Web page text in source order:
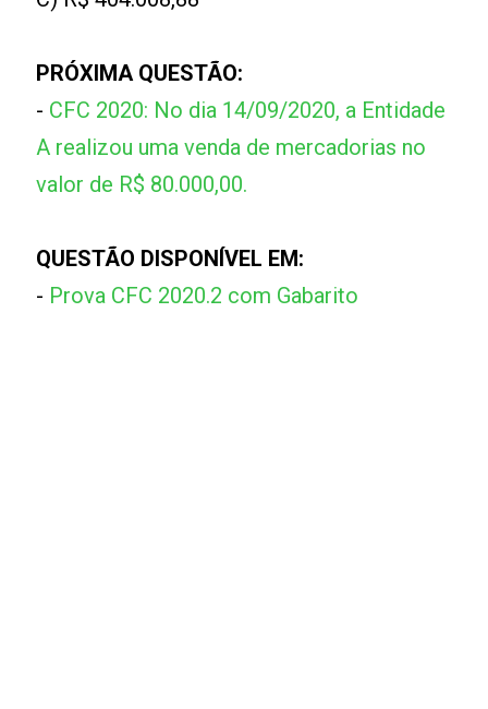
PRÓXIMA QUESTÃO:
- CFC 2020: No dia 14/09/2020, a Entidade
A realizou uma venda de mercadorias no
valor de R$ 80.000,00.
QUESTÃO DISPONÍVEL EM:
- Prova CFC 2020.2 com Gabarito